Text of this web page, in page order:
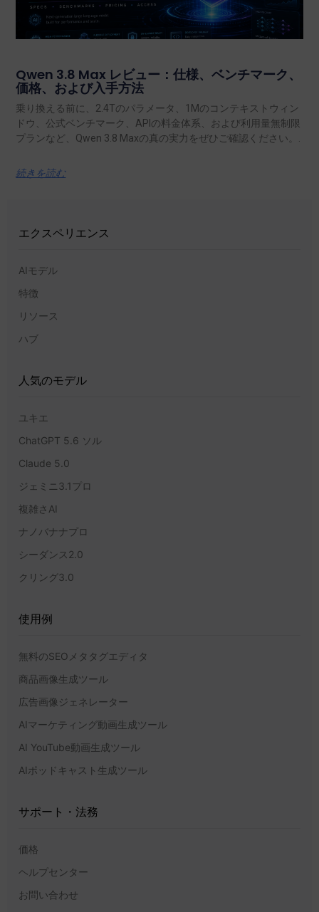
Qwen 3.8 Max レビュー：仕様、ベンチマーク、
価格、および入手方法
乗り換える前に、2.4Tのパラメータ、1Mのコンテキストウィン
ドウ、公式ベンチマーク、APIの料金体系、および利用量無制限
プランなど、Qwen 3.8 Maxの真の実力をぜひご確認ください。.
続きを読む
エクスペリエンス
AIモデル
特徴
リソース
ハブ
人気のモデル
ユキエ
ChatGPT 5.6 ソル
Claude 5.0
ジェミニ3.1プロ
複雑さAI
ナノバナナプロ
シーダンス2.0
クリング3.0
使用例
無料のSEOメタタグエディタ
商品画像生成ツール
広告画像ジェネレーター
AIマーケティング動画生成ツール
AI YouTube動画生成ツール
AIポッドキャスト生成ツール
サポート・法務
価格
ヘルプセンター
お問い合わせ